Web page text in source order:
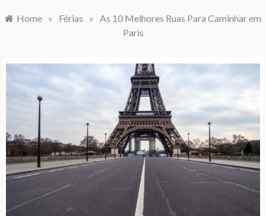
Home » Férias » As 10 Melhores Ruas Para Caminhar em
Paris